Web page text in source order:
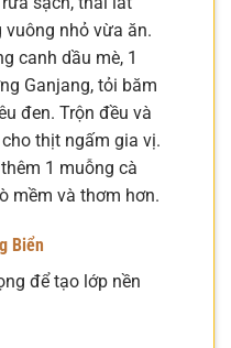
nhỏ vừa ăn.
canh dầu mè, 1
Ganjang, tỏi băm
đen. Trộn đều và
thịt ngấm gia vị.
1 muỗng cà
mềm và thơm hơn.
Biển
để tạo lớp nền